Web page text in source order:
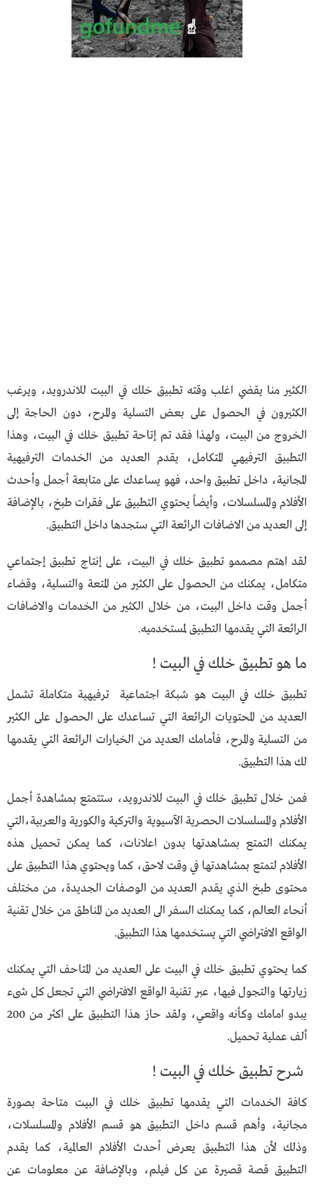
الكثير منا يقضي اغلب وقته تطبيق خلك في البيت للاندرويد، ويرغب
الكثيرون في الحصول على بعض التسلية والمرح، دون الحاجة إلى
الخروج من البيت، ولهذا فقد تم إتاحة تطبيق خلك في البيت، وهذا
التطبيق الترفيهي المتكامل، يقدم العديد من الخدمات الترفيهية
المجانية، داخل تطبيق واحد، فهو يساعدك على متابعة أجمل وأحدث
الأفلام والمسلسلات، وأيضاً يحتوي التطبيق على فقرات طبخ، بالإضافة
إلى العديد من الاضافات الرائعة التي ستجدها داخل التطبيق.
لقد اهتم مصممو تطبيق خلك في البيت، على إنتاج تطبيق إجتماعي
متكامل، يمكنك من الحصول على الكثير من المتعة والتسلية، وقضاء
أجمل وقت داخل البيت، من خلال الكثير من الخدمات والاضافات
الرائعة التي يقدمها التطبيق لمستخدميه.
ما هو تطبيق خلك في البيت !
تطبيق خلك في البيت هو شبكة اجتماعية ترفيهية متكاملة تشمل
العديد من المحتويات الرائعة التي تساعدك على الحصول على الكثير
من التسلية والمرح، فأمامك العديد من الخيارات الرائعة التي يقدمها
لك هذا التطبيق.
فمن خلال تطبيق خلك في البيت للاندرويد، ستتمتع بمشاهدة أجمل
الأفلام والمسلسلات الحصرية الآسيوية والتركية والكورية والعربية،التي
يمكنك التمتع بمشاهدتها بدون اعلانات، كما يمكن تحميل هذه
الأفلام لتمتع بمشاهدتها في وقت لاحق، كما ويحتوي هذا التطبيق على
محتوى طبخ الذي يقدم العديد من الوصفات الجديدة، من مختلف
أنحاء العالم، كما يمكنك السفر الى العديد من المناطق من خلال تقنية
الواقع الافتراضي التي يستخدمها هذا التطبيق.
كما يحتوي تطبيق خلك في البيت على العديد من المتاحف التي يمكنك
زيارتها والتجول فيها، عبر تقنية الواقع الافتراضي التي تجعل كل شىء
يبدو امامك وكأنه واقعي، ولقد حاز هذا التطبيق على اكثر من 200
ألف عملية تحميل.
شرح تطبيق خلك في البيت !
كافة الخدمات التي يقدمها تطبيق خلك في البيت متاحة بصورة
مجانية، وأهم قسم داخل التطبيق هو قسم الأفلام والمسلسلات،
وذلك لأن هذا التطبيق يعرض أحدث الأفلام العالمية، كما يقدم
التطبيق قصة قصيرة عن كل فيلم، وبالإضافة عن معلومات عن